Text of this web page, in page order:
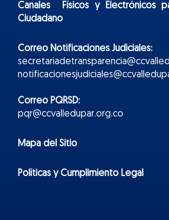
Canales Físicos yElectrónicos
Ciudadano
Correo Notificaciones Judiciales:
Correo PQRSD:
pqr@ccvalledupar.org.co
Mapa del Sitio
Políticas y Cumplimiento Legal